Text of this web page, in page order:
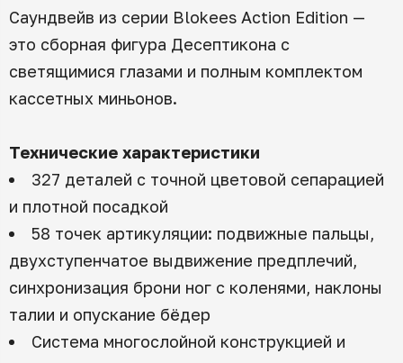
Саундвейв из серии Blokees Action Edition —
это сборная фигура Десептикона с
светящимися глазами и полным комплектом
кассетных миньонов.
Технические характеристики
327 деталей с точной цветовой сепарацией
и плотной посадкой
58 точек артикуляции: подвижные пальцы,
двухступенчатое выдвижение предплечий,
синхронизация брони ног с коленями, наклоны
талии и опускание бёдер
Система многослойной конструкцией и